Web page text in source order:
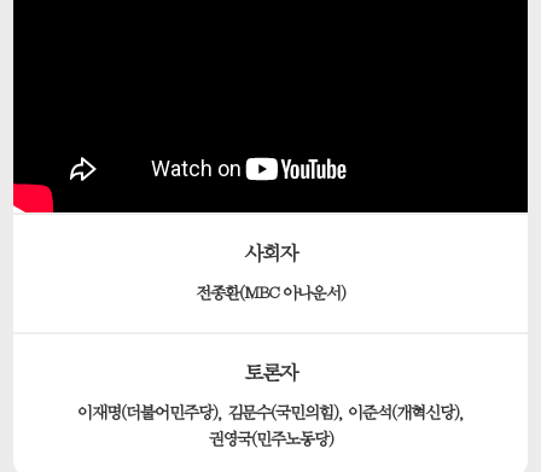
사회자
전종환(MBC 아나운서)
토론자
이재명(더불어민주당), 김문수(국민의힘), 이준석(개혁신당),
권영국(민주노동당)